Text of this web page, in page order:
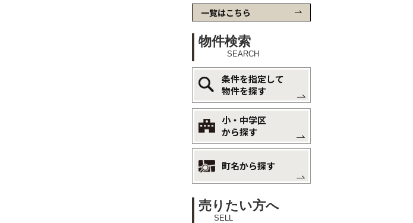
一覧はこちら
物件検索
SEARCH
条件を指定して
物件を探す
小・中学区
から探す
町名から探す
売りたい方へ
SELL